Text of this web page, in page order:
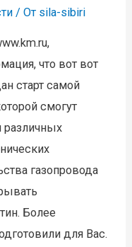
/ От sila-sibiri
что вот вот
старт самой
смогут
различных
газопровода
Более
для Вас.